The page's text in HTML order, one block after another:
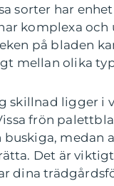
sorter har
komplexa och
på bladen
mellan olika
skillnad ligger i
frön
medan
Det är
dina